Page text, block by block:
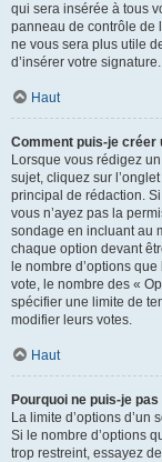
qui sera insérée à tous
panneau de contrôle de
ne vous sera plus utile
d’insérer votre signature.
Haut
Comment puis-je créer
Lorsque vous rédigez
sujet, cliquez sur
principal de rédaction.
vous n’ayez pas la
sondage en incluant au
chaque option devant
le nombre d’options
vote, le nombre des «
spécifier une limite de
modifier leurs votes.
Haut
Pourquoi ne puis-je
La limite d’options
Si le nombre d’options
trop restreint, essayez